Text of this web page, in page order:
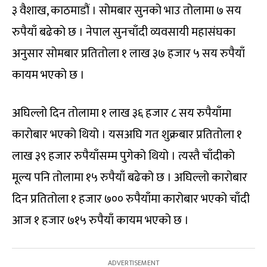
३ वैशाख, काठमाडौं । सोमबार सुनको भाउ तोलामा ७ सय
रुपैयाँ बढेको छ । नेपाल सुनचाँदी व्यवसायी महासंघका
अनुसार सोमबार प्रतितोला १ लाख ३७ हजार ५ सय रुपैयाँ
कायम भएको छ ।
अघिल्लो दिन तोलामा १ लाख ३६ हजार ८ सय रुपैयाँमा
कारोबार भएको थियो । यसअघि गत शुक्रबार प्रतितोला १
लाख ३९ हजार रुपैयाँसम्म पुगेको थियो । त्यस्तै चाँदीको
मूल्य पनि तोलामा १५ रुपैयाँ बढेको छ । अघिल्लो कारोबार
दिन प्रतितोला १ हजार ७०० रुपैयाँमा कारोबार भएको चाँदी
आज १ हजार ७१५ रुपैयाँ कायम भएको छ ।